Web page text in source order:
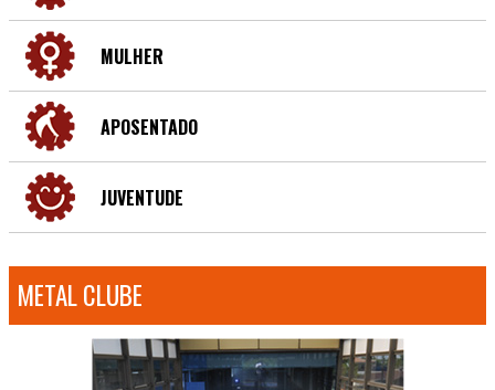
MULHER
APOSENTADO
JUVENTUDE
METAL CLUBE